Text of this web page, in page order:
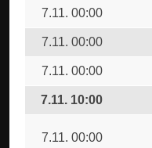
7.11. 00:00
7.11. 00:00
7.11. 00:00
7.11. 10:00
7.11. 00:00